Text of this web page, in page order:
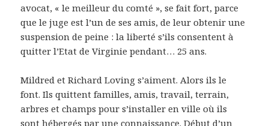
avocat, « le meilleur du comté », se fait fort, parce
que le juge est l’un de ses amis, de leur obtenir une
suspension de peine : la liberté s’ils consentent à
quitter l’Etat de Virginie pendant… 25 ans.
Mildred et Richard Loving s’aiment. Alors ils le
font. Ils quittent familles, amis, travail, terrain,
arbres et champs pour s’installer en ville où ils
sont hébergés par une connaissance. Début d’un